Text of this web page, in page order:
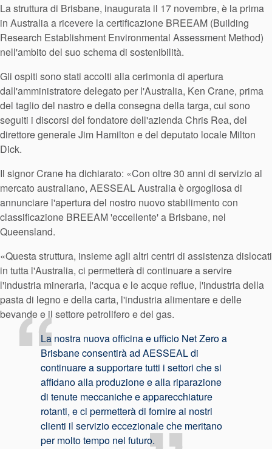
Certificazioni e standard
Contatti
Locazioni
Articoli
La struttura di Brisbane, inaugurata il 17 novembre, è la prima
in Australia a ricevere la certificazione BREEAM (Building
Research Establishment Environmental Assessment Method)
nell'ambito del suo schema di sostenibilità.
Gli ospiti sono stati accolti alla cerimonia di apertura
dall'amministratore delegato per l'Australia, Ken Crane, prima
del taglio del nastro e della consegna della targa, cui sono
seguiti i discorsi del fondatore dell'azienda Chris Rea, del
direttore generale Jim Hamilton e del deputato locale Milton
Dick.
Il signor Crane ha dichiarato: «Con oltre 30 anni di servizio al
mercato australiano, AESSEAL Australia è orgogliosa di
annunciare l'apertura del nostro nuovo stabilimento con
classificazione BREEAM 'eccellente' a Brisbane, nel
Queensland.
«Questa struttura, insieme agli altri centri di assistenza dislocati
in tutta l'Australia, ci permetterà di continuare a servire
l'industria mineraria, l'acqua e le acque reflue, l'industria della
pasta di legno e della carta, l'industria alimentare e delle
bevande e il settore petrolifero e del gas.
La nostra nuova officina e ufficio Net Zero a
Brisbane consentirà ad AESSEAL di
continuare a supportare tutti i settori che si
affidano alla produzione e alla riparazione
di tenute meccaniche e apparecchiature
rotanti, e ci permetterà di fornire ai nostri
clienti il servizio eccezionale che meritano
per molto tempo nel futuro.